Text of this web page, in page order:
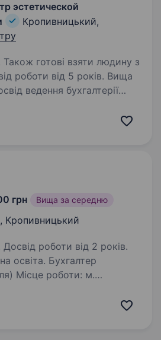
эстетической
Кропивницький,
Також готові взяти людину з
роботи від 5 років. Вища
оподаткування з ПДВ,
грн Вища за середню
, Кропивницький
роботи від 2 років.
Бухгалтер
Місце роботи: м.
підприємства